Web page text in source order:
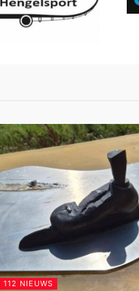
112 NIEUWS